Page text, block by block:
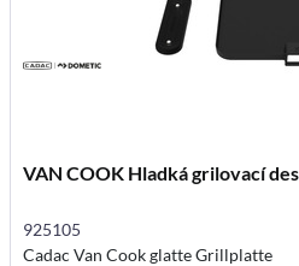
VAN COOK Hladká grilovací
925105
Cadac Van Cook glatte Grillplatte